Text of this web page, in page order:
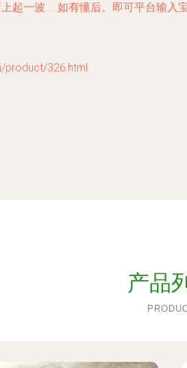
起一波……如有懂后。即可平台输入
product/326.html
产品